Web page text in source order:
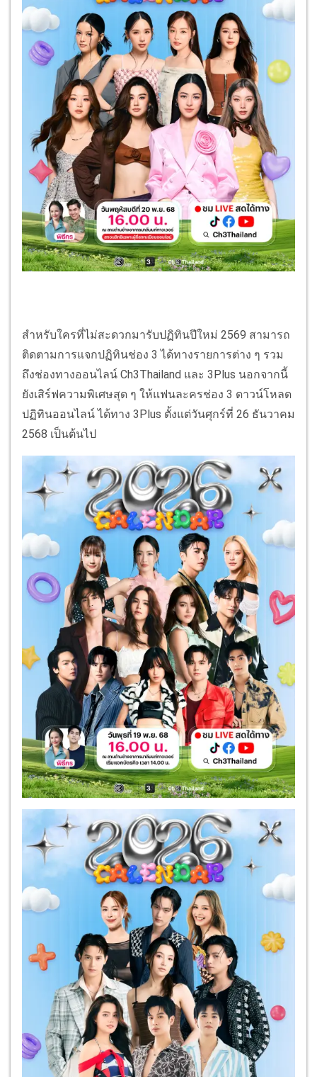
สำหรับใครที่ไม่สะดวกมารับปฏิทินปีใหม่ 2569 สามารถ
ติดตามการแจกปฏิทินช่อง 3 ได้ทางรายการต่าง ๆ รวม
ถึงช่องทางออนไลน์ Ch3Thailand และ 3Plus นอกจากนี้
ยังเสิร์ฟความพิเศษสุด ๆ ให้แฟนละครช่อง 3 ดาวน์โหลด
ปฏิทินออนไลน์ ได้ทาง 3Plus ตั้งแต่วันศุกร์ที่ 26 ธันวาคม
2568 เป็นต้นไป